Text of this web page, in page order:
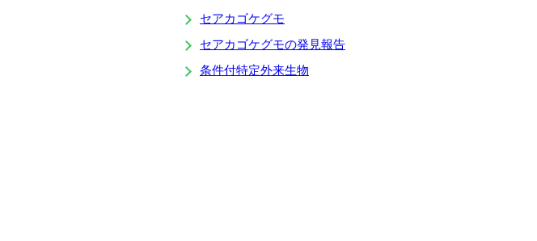
セアカゴケグモ
セアカゴケグモの発見報告
条件付特定外来生物